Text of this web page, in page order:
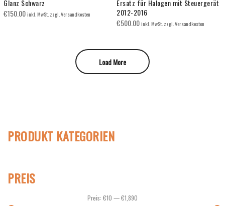
Glanz Schwarz
€150.00inkl. MwSt. zzgl. Versandkosten
Ersatz für Halogen mit Steuergerät
2012-2016
€500.00inkl. MwSt. zzgl. Versandkosten
Load More
PRODUKT KATEGORIEN
PREIS
Preis: €10 —€1,890